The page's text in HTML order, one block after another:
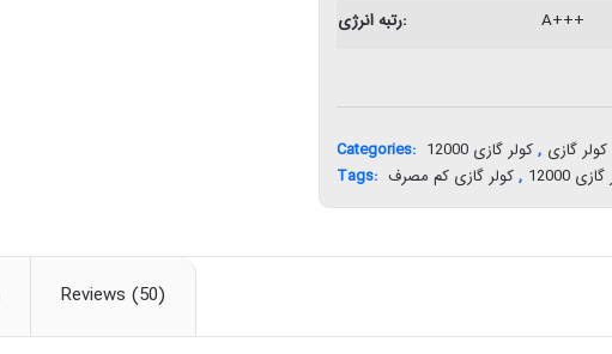
رتبه انرژی:
A+++
Categories: کولر گازی ,کولر گازی 12000
Tags:
12000
,کولر گازی کم مصرف
Reviews (50)